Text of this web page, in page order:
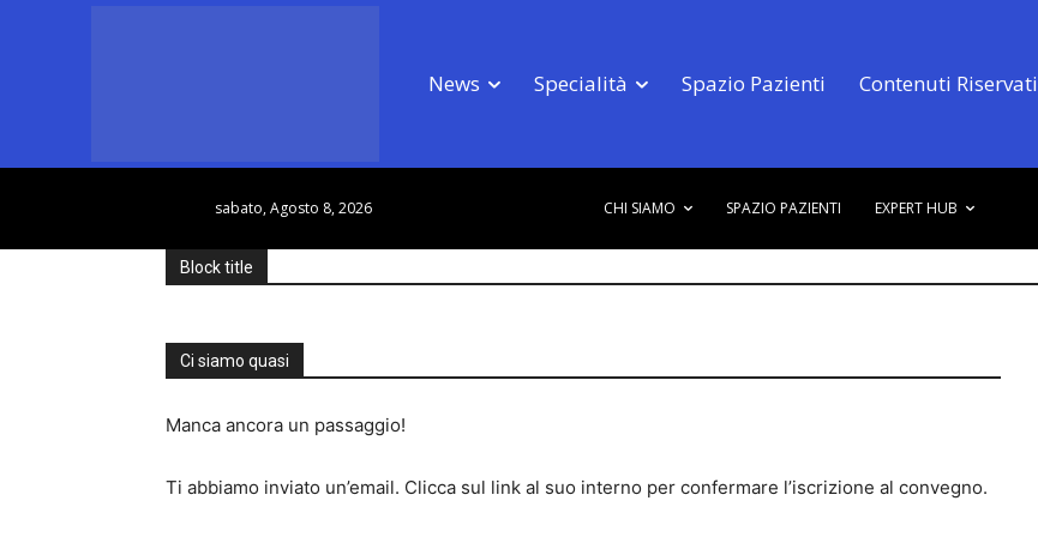
News Specialità Spazio Pazienti Contenuti Riservati
sabato, Agosto 8, 2026 CHI SIAMO SPAZIO PAZIENTI EXPERT HUB
Block title
Ci siamo quasi
Manca ancora un passaggio!
Ti abbiamo inviato un’email. Clicca sul link al suo interno per confermare l’iscrizione al convegno.